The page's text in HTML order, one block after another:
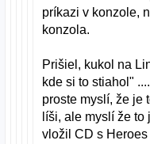
príkazi v konzole,
konzola.
Prišiel, kukol na
kde si to stiahol"
proste myslí, že je
líši, ale myslí že
vložil CD s